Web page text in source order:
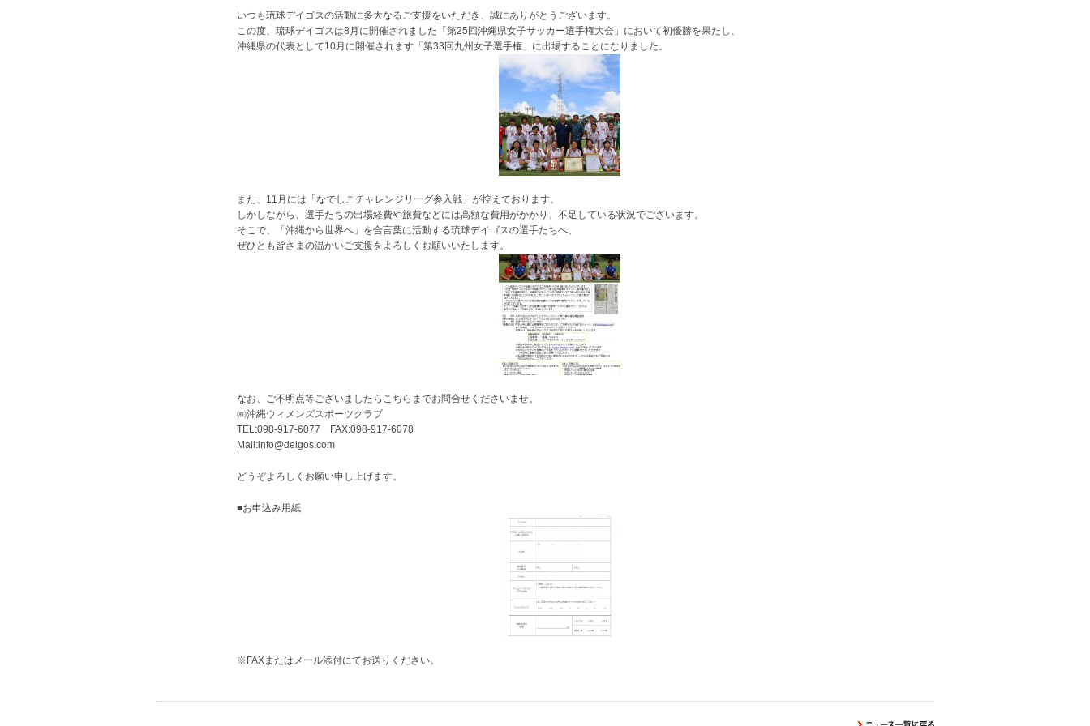
いつも琉球デイゴスの活動に多大なるご支援をいただき、誠にありがとうございます。
この度、琉球デイゴスは8月に開催されました「第25回沖縄県女子サッカー選手権大会」において初優勝を果たし、
沖縄県の代表として10月に開催されます「第33回九州女子選手権」に出場することになりました。
また、11月には「なでしこチャレンジリーグ参入戦」が控えております。
しかしながら、選手たちの出場経費や旅費などには高額な費用がかかり、不足している状況でございます。
そこで、「沖縄から世界へ」を合言葉に活動する琉球デイゴスの選手たちへ、
ぜひとも皆さまの温かいご支援をよろしくお願いいたします。
なお、ご不明点等ございましたらこちらまでお問合せくださいませ。
㈱沖縄ウィメンズスポーツクラブ
TEL:098-917-6077 FAX:098-917-6078
Mail:info@deigos.com
どうぞよろしくお願い申し上げます。
■お申込み用紙
※FAXまたはメール添付にてお送りください。